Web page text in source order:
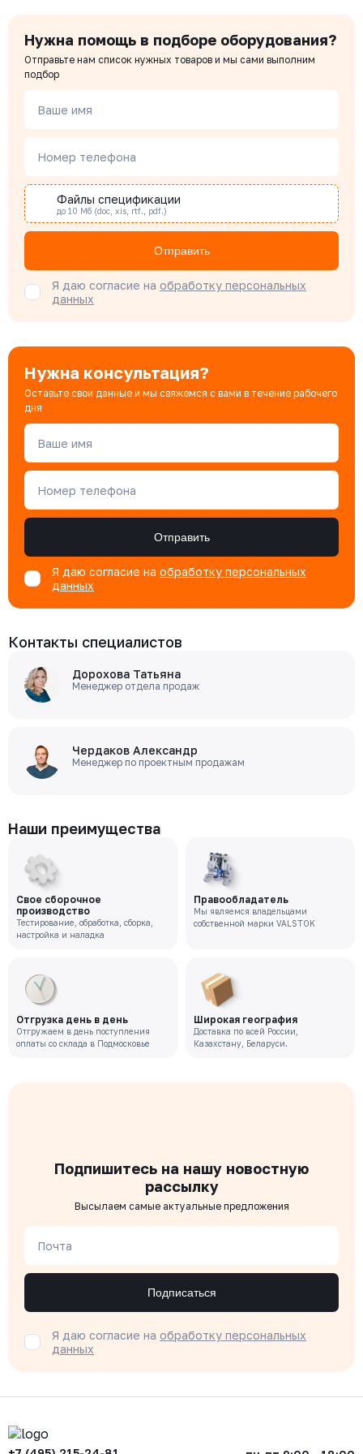
Чердаков Александр
Менеджер по проектным продажам
Бондарюк Евгения
Специалист отдела продаж
Нужна помощь в подборе оборудования?
Отправьте нам список нужных товаров и мы сами выполним
подбор
Ваше имя
Номер телефона
Файлы спецификации
до 10 Мб (doc, xis, rtf., pdf.)
Отправить
Я даю согласие на обработку персональных
данных
Нужна консультация?
Оставьте свои данные и мы свяжемся с вами в течение рабочего
дня
Ваше имя
Номер телефона
Отправить
Я даю согласие на обработку персональных
данных
Контакты специалистов
Дорохова Татьяна
Менеджер отдела продаж
Чердаков Александр
Менеджер по проектным продажам
Наши преимущества
Свое сборочное
производство
Тестирование, обработка, сборка,
настройка и наладка
Правообладатель
Мы являемся владельцами
собственной марки VALSTOK
Отгрузка день в день
Отгружаем в день поступления
оплаты со склада в Подмосковье
Широкая география
Доставка по всей России,
Казахстану, Беларуси.
Подпишитесь на нашу новостную
рассылку
Высылаем самые актуальные предложения
Почта
Подписаться
Я даю согласие на обработку персональных
данных